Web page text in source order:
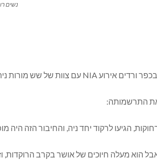
נשים
את התרשמותה:
הוא מעלה חיוכים של אושר בקרב